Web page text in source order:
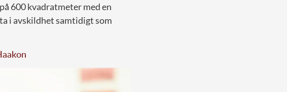
600 kvadratmeter med en
i avskildhet samtidigt som